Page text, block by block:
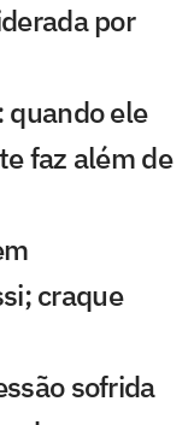
por
quando ele
faz além de
craque
sofrida